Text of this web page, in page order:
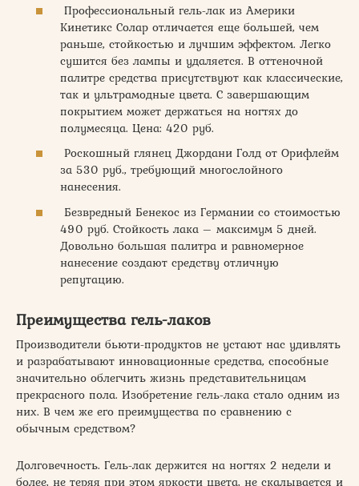
Профессиональный гель-лак из Америки
Кинетикс Солар отличается еще большей, чем
раньше, стойкостью и лучшим эффектом. Легко
сушится без лампы и удаляется. В оттеночной
палитре средства присутствуют как классические,
так и ультрамодные цвета. С завершающим
покрытием может держаться на ногтях до
полумесяца. Цена: 420 руб.
Роскошный глянец Джордани Голд от Орифлейм
за 530 руб., требующий многослойного
нанесения.
Безвредный Бенекос из Германии со стоимостью
490 руб. Стойкость лака – максимум 5 дней.
Довольно большая палитра и равномерное
нанесение создают средству отличную
репутацию.
Преимущества гель-лаков
Производители бьюти-продуктов не устают нас удивлять
и разрабатывают инновационные средства, способные
значительно облегчить жизнь представительницам
прекрасного пола. Изобретение гель-лака стало одним из
них. В чем же его преимущества по сравнению с
обычным средством?
Долговечность. Гель-лак держится на ногтях 2 недели и
более, не теряя при этом яркости цвета, не скалывается и